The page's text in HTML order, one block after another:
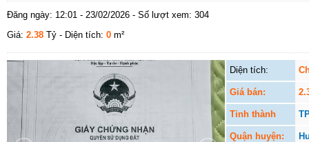
Đăng ngày: 12:01 - 23/02/2026 - Số lượt xem: 304
Giá: 2.38 Tỷ - Diện tích: 0 m²
Diện tích:
Giá bán:
Tỉnh thành
Quận huyện: